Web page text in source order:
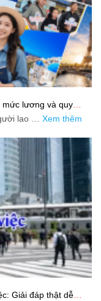
mức lương và quy
lao … Xem thêm
Giải đáp thật dễ